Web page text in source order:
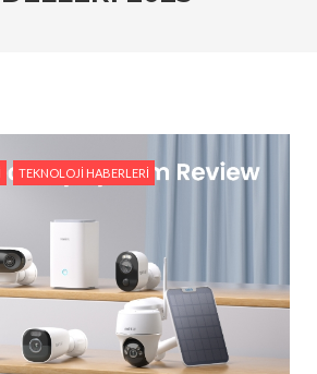
Teknolojileri : Yapay Zeka ve Akıllı
ile Hırsızlıkları
ile Kamera Görüntülerini
TEKNOLOJI HABERLERI